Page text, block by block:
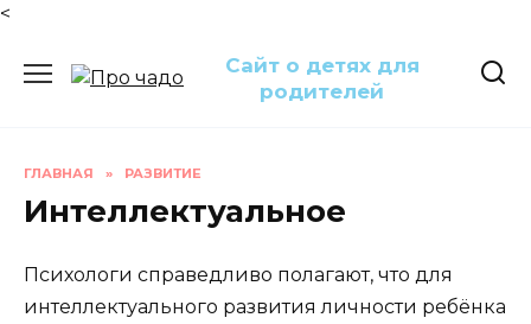
<
Сайт о детях для
родителей
ГЛАВНАЯ » РАЗВИТИЕ
Интеллектуальное
Психологи справедливо полагают, что для
интеллектуального развития личности ребёнка